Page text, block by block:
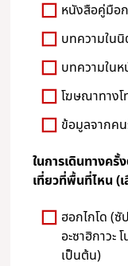
หนังสือคู่มือ
บทความใน
บทความใน
โฆษณาทาง
ข้อมูลจากค
ในการเดินทางค
เที่ยวที่พื้นที่ไหน (
ฮอกไกโด (ซั
อะซาฮิกาวะ
เป็นต้น)